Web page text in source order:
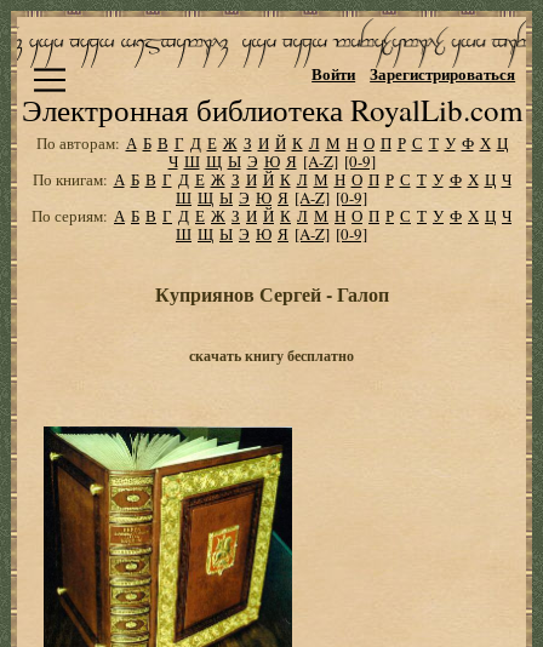
Электронная библиотека RoyalLib.com
Войти Зарегистрироваться
По авторам: А Б В Г Д Е Ж З И Й К Л М Н О П Р С Т У Ф Х Ц
Ч Ш Щ Ы Э Ю Я [A-Z] [0-9]
По книгам: А Б В Г Д Е Ж З И Й К Л М Н О П Р С Т У Ф Х Ц Ч
Ш Щ Ы Э Ю Я [A-Z] [0-9]
По сериям: А Б В Г Д Е Ж З И Й К Л М Н О П Р С Т У Ф Х Ц Ч
Ш Щ Ы Э Ю Я [A-Z] [0-9]
Куприянов Сергей - Галоп
скачать книгу бесплатно